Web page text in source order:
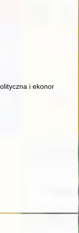
i ekonomiczna
UMCS. Nr 53